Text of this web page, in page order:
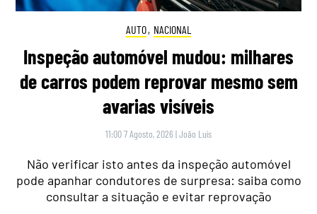
AUTO, NACIONAL
Inspeção automóvel mudou: milhares
de carros podem reprovar mesmo sem
avarias visíveis
11:00 7 Agosto, 2026 |João Luís
Não verificar isto antes da inspeção automóvel
pode apanhar condutores de surpresa: saiba como
consultar a situação e evitar reprovação